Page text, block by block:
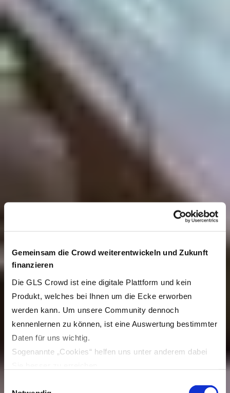
Gemeinsam die Crowd weiterentwickeln und Zukunft
finanzieren
Die GLS Crowd ist eine digitale Plattform und kein
Produkt, welches bei Ihnen um die Ecke erworben
werden kann. Um unsere Community dennoch
kennenlernen zu können, ist eine Auswertung bestimmter
Daten für uns wichtig.
Sogenannte „Cookies“ helfen uns unter anderem dabei